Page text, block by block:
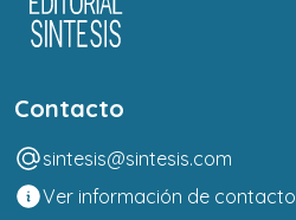
Contacto
sintesis@sintesis.com
Ver información de contacto